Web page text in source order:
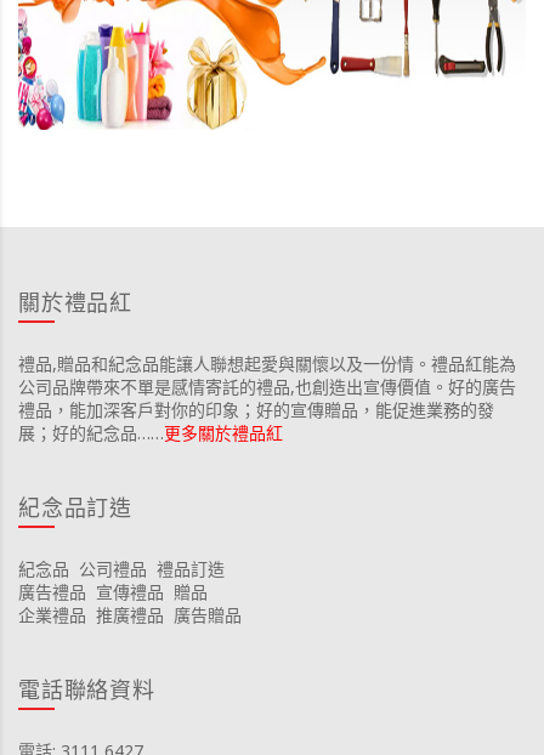
關於禮品紅
禮品,贈品和紀念品能讓人聯想起愛與關懷以及一份情。禮品紅能為
公司品牌帶來不單是感情寄託的禮品,也創造出宣傳價值。好的廣告
禮品，能加深客戶對你的印象；好的宣傳贈品，能促進業務的發
展；好的紀念品……更多關於禮品紅
紀念品訂造
紀念品 公司禮品 禮品訂造
廣告禮品 宣傳禮品 贈品
企業禮品 推廣禮品 廣告贈品
電話聯絡資料